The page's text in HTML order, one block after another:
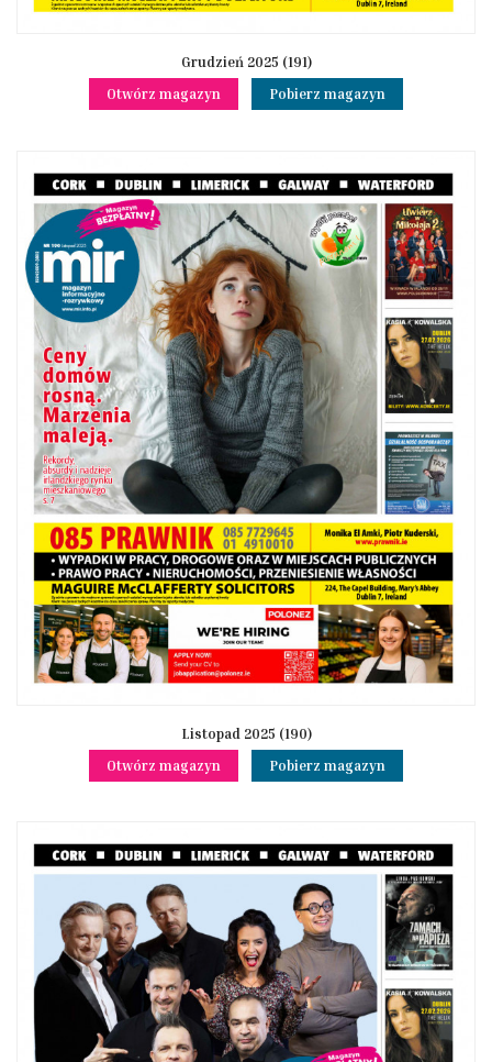
Grudzień 2025 (191)
Otwórz magazyn
Pobierz magazyn
Listopad 2025 (190)
Otwórz magazyn
Pobierz magazyn